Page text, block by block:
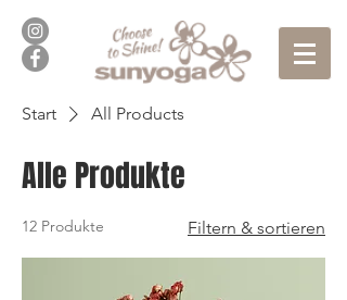
Start All Products
Alle Produkte
12 Produkte Filtern & sortieren